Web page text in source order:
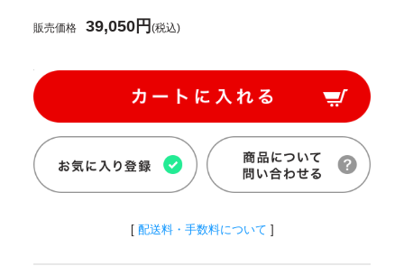
販売価格 39,050円(税込)
[ 配送料・手数料について ]